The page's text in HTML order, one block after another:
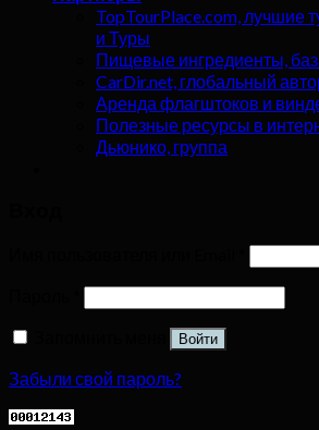
TopTourPlace.com, лучшие
и Туры
Пищевые ингредиенты,
CarDir.net, глобальный
Аренда флагштоков и
Полезные ресурсы в
Дьюнико, группа
Войти
Забыли свой пароль?